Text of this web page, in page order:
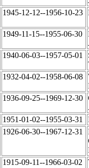
1945-12-12--1956-10-23
1949-11-15--1955-06-30
1940-06-03--1957-05-01
1932-04-02--1958-06-08
1936-09-25--1969-12-30
1951-01-02--1955-03-31
1926-06-30--1967-12-31
1915-09-11--1966-03-02